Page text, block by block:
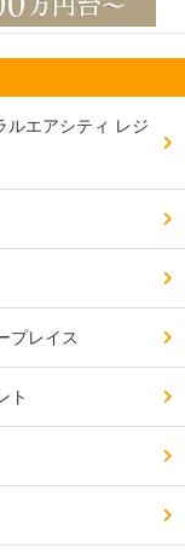
ルエアシティ レジ
プレイス
ト